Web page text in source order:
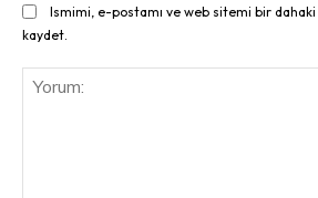
Ismimi, e-postamı ve web sitemi bir dahaki
kaydet.